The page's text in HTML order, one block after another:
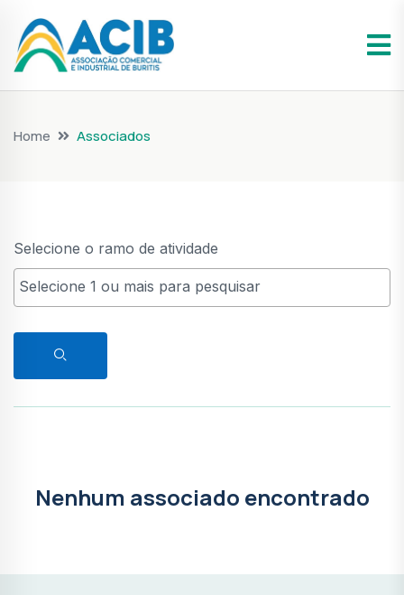
Home Associados
Selecione o ramo de atividade
Nenhum associado encontrado